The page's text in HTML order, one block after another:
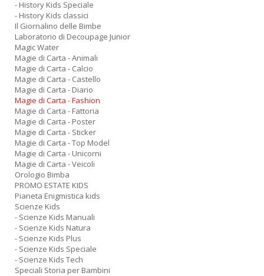
- History Kids Speciale
- History Kids classici
Il Giornalino delle Bimbe
Laboratorio di Decoupage Junior
Magic Water
Magie di Carta - Animali
Magie di Carta - Calcio
Magie di Carta - Castello
Magie di Carta - Diario
Magie di Carta - Fashion
Magie di Carta - Fattoria
Magie di Carta - Poster
Magie di Carta - Sticker
Magie di Carta - Top Model
Magie di Carta - Unicorni
Magie di Carta - Veicoli
Orologio Bimba
PROMO ESTATE KIDS
Pianeta Enigmistica kids
Scienze Kids
- Scienze Kids Manuali
- Scienze Kids Natura
- Scienze Kids Plus
- Scienze Kids Speciale
- Scienze Kids Tech
Speciali Storia per Bambini